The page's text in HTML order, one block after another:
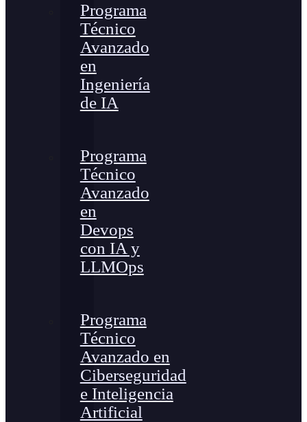
Programa
Técnico
Avanzado
en
Ingeniería
de IA
Programa
Técnico
Avanzado
en
Devops
con IA y
LLMOps
Programa
Técnico
Avanzado en
Ciberseguridad
e Inteligencia
Artificial